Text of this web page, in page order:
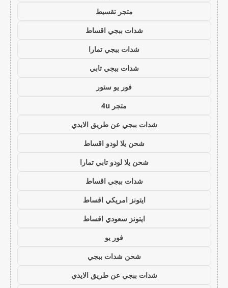
متجر تقسيط
شدات ببجي اقساط
شدات ببجي تمارا
شدات ببجي تابي
فور يو ستور
متجر 4u
شدات ببجي عن طريق الايدي
شحن يلا لودو اقساط
شحن يلا لودو تابي تمارا
شدات ببجي اقساط
ايتونز امريكي اقساط
ايتونز سعودي اقساط
فور يو
شحن شدات ببجي
شدات ببجي عن طريق الايدي